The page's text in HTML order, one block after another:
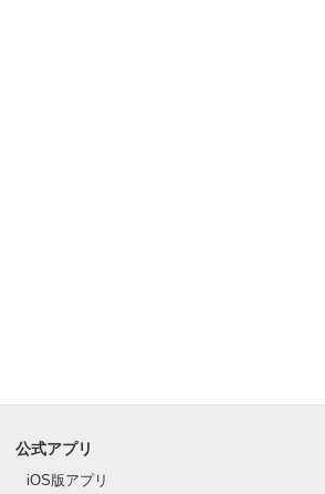
公式アプリ
iOS版アプリ